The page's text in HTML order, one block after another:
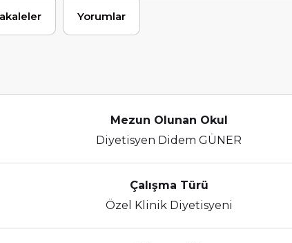
Yorumlar
Mezun Olunan Okul
Diyetisyen Didem GÜNER
Çalışma Türü
Özel Klinik Diyetisyeni